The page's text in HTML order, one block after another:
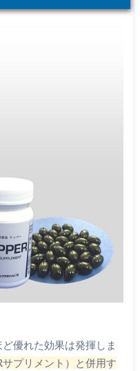
優れた効果は発揮しま
プリメント）と併用す